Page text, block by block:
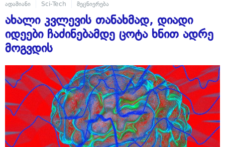
ადამიანი
Sci-Tech მეცნიერება
ახალი კვლევის თანახმად, დიადი
იდეები ჩაძინებამდე ცოტა ხნით ადრე
მოგვდის